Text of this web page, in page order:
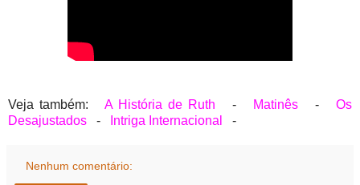
Veja também: A História de Ruth - Matinês - Os
Desajustados - Intriga Internacional -
Nenhum comentário: